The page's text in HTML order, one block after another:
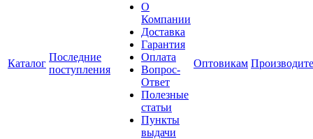
Каталог
Последние
поступления
О
Компании
Доставка
Гарантия
Оплата
Вопрос-
Ответ
Полезные
статьи
Пункты
выдачи
Оптовикам